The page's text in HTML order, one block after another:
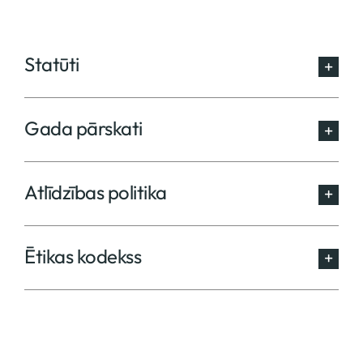
Statūti
Gada pārskati
Atlīdzības politika
Ētikas kodekss